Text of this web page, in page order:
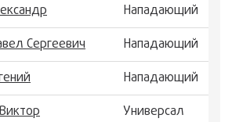
Нападающий
Сергеевич
Нападающий
Нападающий
Универсал